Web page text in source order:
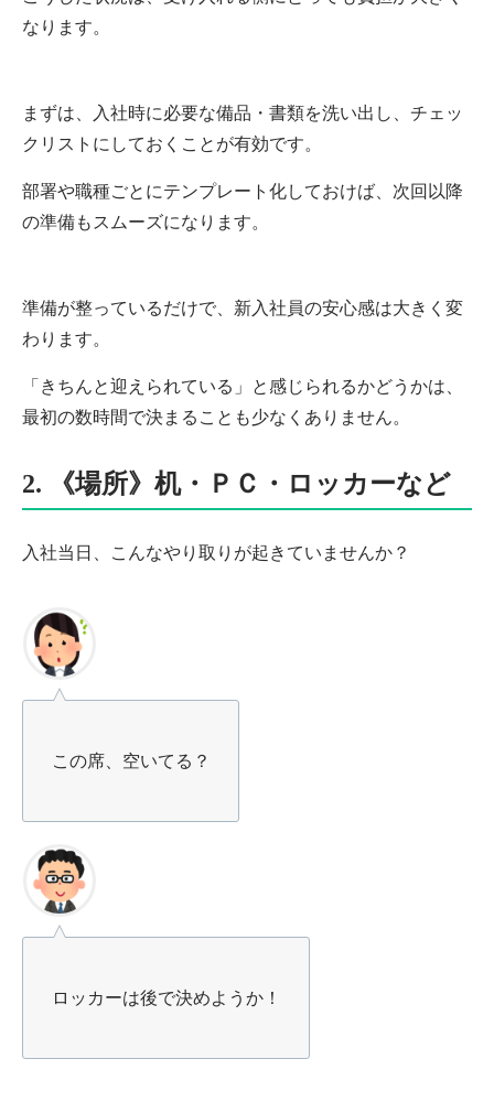
なります。
まずは、入社時に必要な備品・書類を洗い出し、チェッ
クリストにしておくことが有効です。
部署や職種ごとにテンプレート化しておけば、次回以降
の準備もスムーズになります。
準備が整っているだけで、新入社員の安心感は大きく変
わります。
「きちんと迎えられている」と感じられるかどうかは、
最初の数時間で決まることも少なくありません。
2. 《場所》机・ＰＣ・ロッカーなど
入社当日、こんなやり取りが起きていませんか？
この席、空いてる？
ロッカーは後で決めようか！